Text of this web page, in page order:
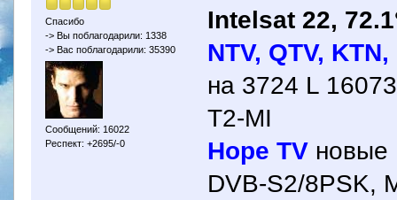
Спасибо
-> Вы поблагодарили: 1338
-> Вас поблагодарили: 35390
Сообщений: 16022
Респект: +2695/-0
Intelsat 22,
NTV, QTV,
на 3724 L
T2-MI
Hope TV новые
DVB-S2/8PSK,